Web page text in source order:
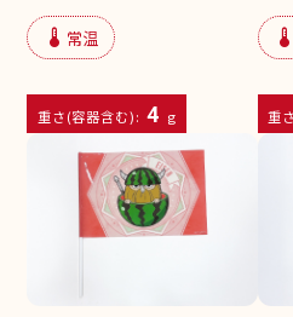
device_thermostat 常温
重さ(容器含む): 4 g
device_thermostat
重